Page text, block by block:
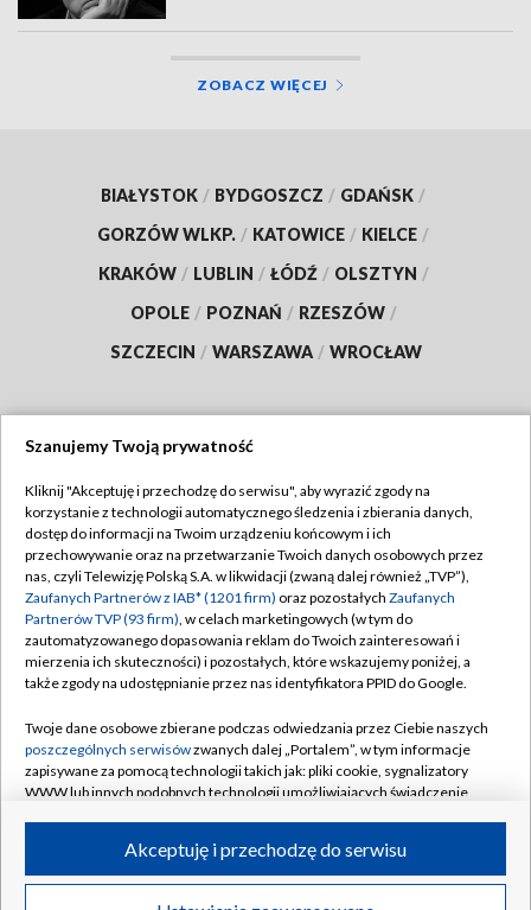
ZOBACZ WIĘCEJ
BIAŁYSTOK / BYDGOSZCZ / GDAŃSK /
GORZÓW WLKP. / KATOWICE / KIELCE /
KRAKÓW / LUBLIN / ŁÓDŹ / OLSZTYN /
OPOLE / POZNAŃ / RZESZÓW /
SZCZECIN / WARSZAWA / WROCŁAW
TVP
Abonament TVP
Emisja w TVP
Centrum informacji TVP
Naziemna Telewizja Cyfrowa
Rada Programowa
System NOS
Informacje o nadawcy
Program dla prasy
Regulamin TVP
Polityka prywatności
Moje zgody
Pomoc
Kontakt
Kanały
©2026 Telewizja Polska S.A. w likwidacji
Szanujemy Twoją prywatność
Kliknij "Akceptuję i przechodzę do serwisu", aby wyrazić zgody na
korzystanie z technologii automatycznego śledzenia i zbierania danych,
dostęp do informacji na Twoim urządzeniu końcowym i ich
przechowywanie oraz na przetwarzanie Twoich danych osobowych przez
nas, czyli Telewizję Polską S.A. w likwidacji (zwaną dalej również „TVP”),
Zaufanych Partnerów z IAB* (1201 firm) oraz pozostałych Zaufanych
Partnerów TVP (93 firm), w celach marketingowych (w tym do
zautomatyzowanego dopasowania reklam do Twoich zainteresowań i
mierzenia ich skuteczności) i pozostałych, które wskazujemy poniżej, a
także zgody na udostępnianie przez nas identyfikatora PPID do Google.
Twoje dane osobowe zbierane podczas odwiedzania przez Ciebie naszych
poszczególnych serwisówzwanych dalej „Portalem”, w tym informacje
zapisywane za pomocą technologii takich jak: pliki cookie, sygnalizatory
WWW lub innych podobnych technologii umożliwiających świadczenie
ruchu w Internecie.
Twoje dane osobowe zbierane podczas odwiedzania przez Ciebie
Akceptuję i przechodzę do serwisu